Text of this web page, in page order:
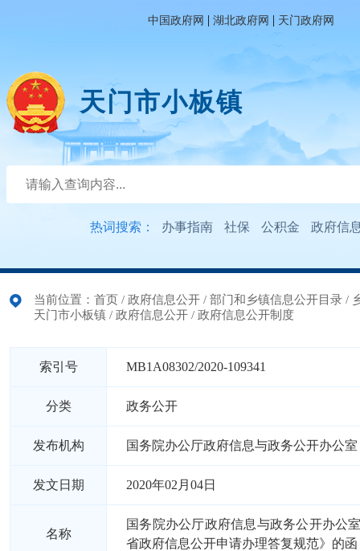
中国政府网 | 湖北政府网 | 天门政府网
天门市小板镇
热词搜索： 办事指南 社保 公积金 政府信
当前位置： 首页 / 政府信息公开 / 部门和乡镇信息公开目录 /
天门市小板镇 / 政府信息公开 / 政府信息公开制度
索引号 MB1A08302/2020-109341
分类 政务公开
发布机构 国务院办公厅政府信息与政务公开办公室
发文日期 2020年02月04日
名称
国务院办公厅政府信息与政务公开办公
省政府信息公开申请办理答复规范》的函